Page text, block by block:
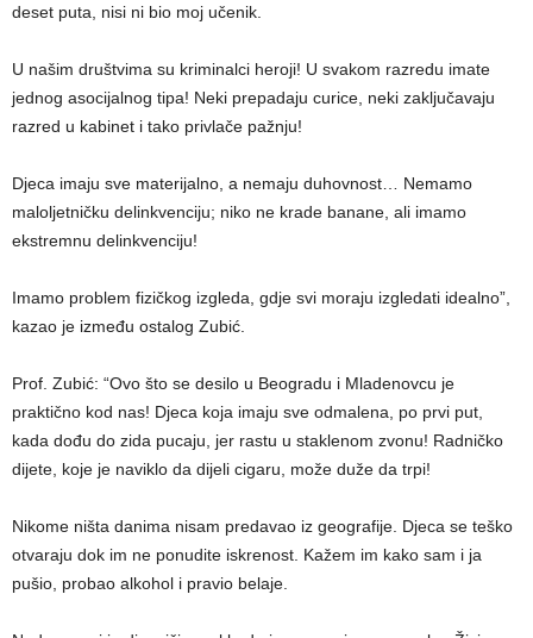
deset puta, nisi ni bio moj učenik.
U našim društvima su kriminalci heroji! U svakom razredu imate
jednog asocijalnog tipa! Neki prepadaju curice, neki zaključavaju
razred u kabinet i tako privlače pažnju!
Djeca imaju sve materijalno, a nemaju duhovnost… Nemamo
maloljetničku delinkvenciju; niko ne krade banane, ali imamo
ekstremnu delinkvenciju!
Imamo problem fizičkog izgleda, gdje svi moraju izgledati idealno”,
kazao je između ostalog Zubić.
Prof. Zubić: “Ovo što se desilo u Beogradu i Mladenovcu je
praktično kod nas! Djeca koja imaju sve odmalena, po prvi put,
kada dođu do zida pucaju, jer rastu u staklenom zvonu! Radničko
dijete, koje je naviklo da dijeli cigaru, može duže da trpi!
Nikome ništa danima nisam predavao iz geografije. Djeca se teško
otvaraju dok im ne ponudite iskrenost. Kažem im kako sam i ja
pušio, probao alkohol i pravio belaje.